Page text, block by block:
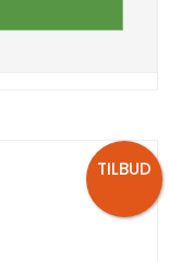
TILBUD